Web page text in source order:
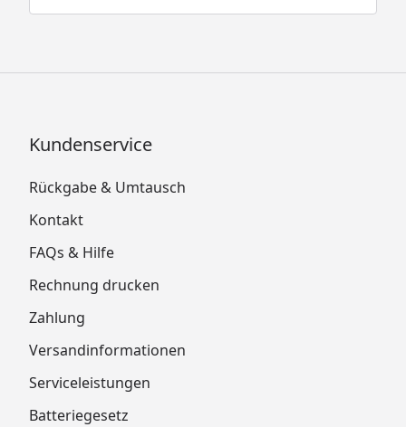
Kundenservice
Rückgabe & Umtausch
Kontakt
FAQs & Hilfe
Rechnung drucken
Zahlung
Versandinformationen
Serviceleistungen
Batteriegesetz